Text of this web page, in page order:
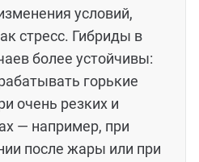
условий,
стресс. Гибриды в
более устойчивы:
горькие
очень резких и
— например, при
после жары или при